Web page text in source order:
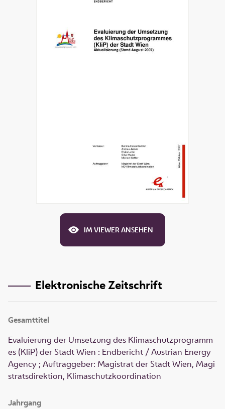
IM VIEWER ANSEHEN
Elektronische Zeitschrift
Gesamttitel
Evaluierung der Umsetzung des Klimaschutzprogramm
es (KliP) der Stadt Wien : Endbericht / Austrian Energy
Agency ; Auftraggeber: Magistrat der Stadt Wien, Magi
stratsdirektion, Klimaschutzkoordination
Jahrgang